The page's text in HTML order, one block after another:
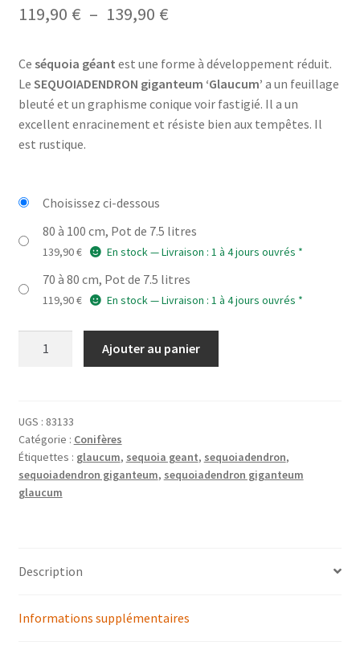
119,90 € – 139,90 €Plage
prix :
119,90 €
à
Ce séquoia géant est une forme à développement réduit.
Le SEQUOIADENDRON giganteum ‘Glaucum’ a un feuillage
bleuté et un graphisme conique voir fastigié. Il a un
excellent enracinement et résiste bien aux tempêtes. Il
est rustique.
Choisissez ci-dessous
80 à 100 cm, Pot de 7.5 litres
139,90€ En stock — Livraison : 1 à 4 jours ouvrés *
70 à 80 cm, Pot de 7.5 litres
119,90€ En stock — Livraison : 1 à 4 jours ouvrés *
'Glaucum'
(séquoia
géant
bleu)
Ajouter au panier
UGS : 83133
Catégorie : Conifères
Étiquettes : glaucum, sequoia geant, sequoiadendron,
sequoiadendron giganteum, sequoiadendron giganteum
glaucum
Description
Informations supplémentaires